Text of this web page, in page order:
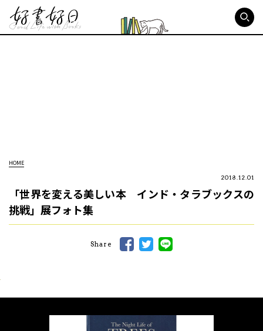
HOME
2018.12.01
「世界を変える美しい本 インド・タラブックスの
挑戦」展フォト集
Share